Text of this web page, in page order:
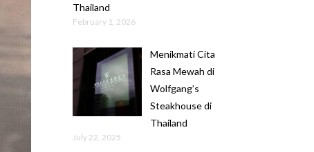
Thailand
February 1, 2026
Menikmati Cita
Rasa Mewah di
Wolfgang’s
Steakhouse di
Thailand
July 22, 2025